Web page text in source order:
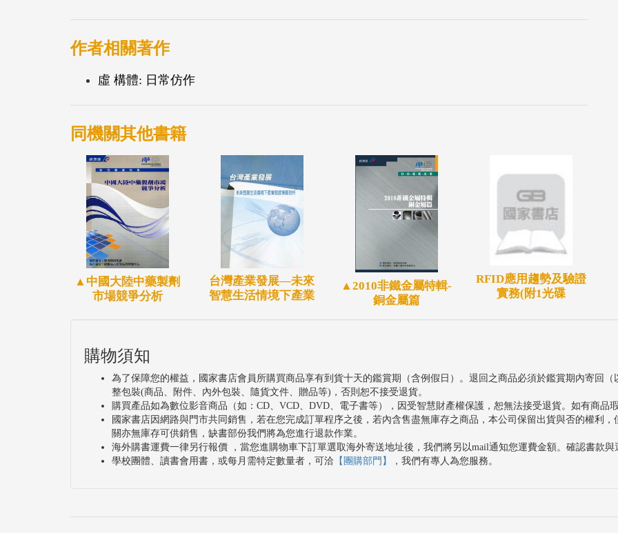
作者相關著作
虛 構體: 日常仿作
同機關其他書籍
▲中國大陸中藥製劑
市場競爭分析
台灣產業發展—未來
智慧生活情境下產業
▲2010非鐵金屬特輯-
銅金屬篇
RFID應用趨勢及驗證
實務(附1光碟
購物須知
為了保障您的權益，國家書店會員所購買商品享有到貨十天的鑑賞期（含例假日）。退回之商品必須於鑑賞期內寄回
整包裝(商品、附件、內外包裝、隨貨文件、贈品等)，否則恕不接受退貨。
購買產品如為數位影音商品（如：CD、VCD、DVD、電子書等），因受智慧財產權保護，恕無法接受退貨。如有商品
國家書店因網路與門市共同銷售，若在您完成訂單程序之後，若內含售盡無庫存之商品，本公司保留出貨與否的權利
關亦無庫存可供銷售，缺書部份我們將為您進行退款作業。
海外購書運費一律另行報價 ，當您進購物車下訂單選取海外寄送地址後，我們將另以mail通知您運費金額。確認書款
學校團體、讀書會用書，或每月需特定數量者，可洽 【團購部門】 ，我們有專人為您服務。